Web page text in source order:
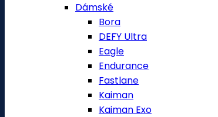
Dámské
Bora
DEFY Ultra
Eagle
Endurance
Fastlane
Kaiman
Kaiman Exo